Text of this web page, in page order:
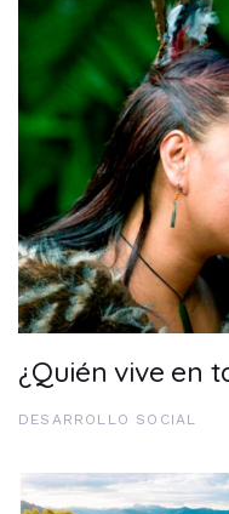
¿Quién vive en
DESARROLLO SOCIAL